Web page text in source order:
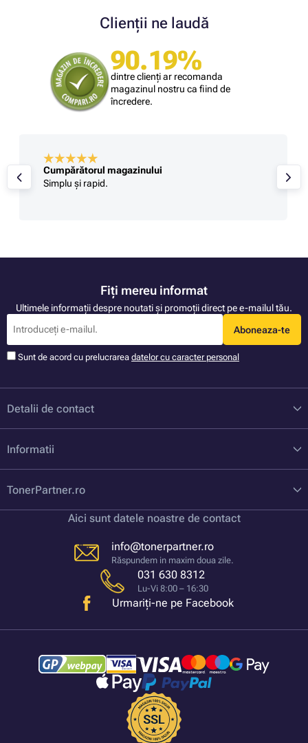
Clienții ne laudă
90.19%
dintre clienți ar recomanda
magazinul nostru ca fiind de
încredere.
Cumpărătorul magazinului
Simplu și rapid.
Fiți mereu informat
Ultimele informații despre noutati și promoții direct pe e-mailul tău.
Aboneaza-te
Sunt de acord cu prelucrarea datelor cu caracter personal
Detalii de contact
Informatii
TonerPartner.ro
Aici sunt datele noastre de contact
info@tonerpartner.ro
Răspundem in maxim doua zile.
031 630 8312
Lu-Vi 8:00 – 16:30
Urmariți-ne pe Facebook